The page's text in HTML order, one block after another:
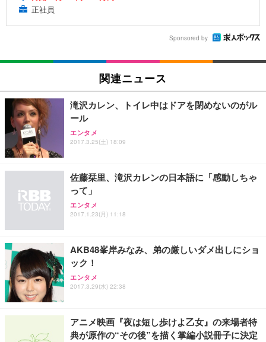
正社員
Sponsored by
関連ニュース
滝沢カレン、トイレ中はドアを閉めないのがル
ール
エンタメ
2017.3.25(土) 18:09
佐藤栞里、滝沢カレンの日本語に「感動しちゃ
って」
エンタメ
2017.1.23(月) 11:18
AKB48峯岸みなみ、弟の厳しいダメ出しにショ
ック！
エンタメ
2017.3.29(水) 22:38
アニメ映画『夜は短し歩けよ乙女』の来場者特
典が原作の“その後”を描く掌編小説冊子に決定